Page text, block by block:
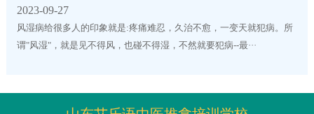
2023-09-27
风湿病给很多人的印象就是:疼痛难忍，久治不愈，一变天就犯病。所
谓"风湿"，就是见不得风，也碰不得湿，不然就要犯病--最···